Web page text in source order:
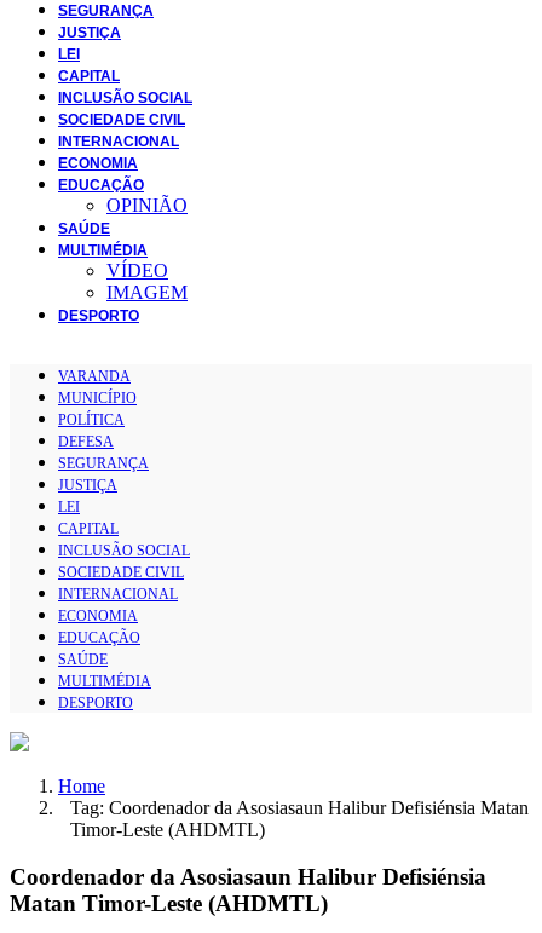
SEGURANÇA
JUSTIÇA
LEI
CAPITAL
INCLUSÃO SOCIAL
SOCIEDADE CIVIL
INTERNACIONAL
ECONOMIA
EDUCAÇÃO
OPINIÃO
SAÚDE
MULTIMÉDIA
VÍDEO
IMAGEM
DESPORTO
VARANDA
MUNICÍPIO
POLÍTICA
DEFESA
SEGURANÇA
JUSTIÇA
LEI
CAPITAL
INCLUSÃO SOCIAL
SOCIEDADE CIVIL
INTERNACIONAL
ECONOMIA
EDUCAÇÃO
SAÚDE
MULTIMÉDIA
DESPORTO
Home
Tag: Coordenador da Asosiasaun Halibur Defisiénsia Matan
Timor-Leste (AHDMTL)
Coordenador da Asosiasaun Halibur Defisiénsia
Matan Timor-Leste (AHDMTL)